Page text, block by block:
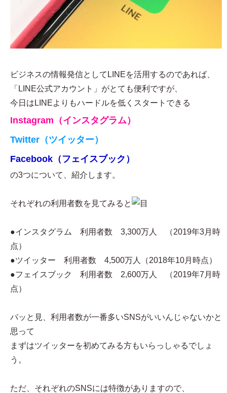
ビジネスの情報発信としてLINEを活用するのであれば、
「LINE公式アカウント」がとても便利ですが、
今日はLINEよりもハードルを低くスタートできる
Instagram（インスタグラム）
Twitter（ツイッター）
Facebook（フェイスブック）
の3つについて、紹介します。
それぞれの利用者数を見てみると
●インスタグラム 利用者数 3,300万人 （2019年3月時
点）
●ツイッター 利用者数 4,500万人（2018年10月時点）
●フェイスブック 利用者数 2,600万人 （2019年7月時
点）
パッと見、利用者数が一番多いSNSがいいんじゃないかと
思って
まずはツイッターを初めてみる方もいらっしゃるでしょ
う。
ただ、それぞれのSNSには特徴がありますので、